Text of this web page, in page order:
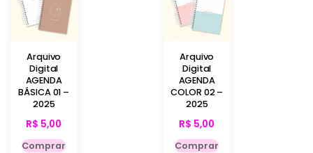
Arquivo
Digital
AGENDA
BÁSICA 01 –
2025
R$ 5,00
Comprar
Arquivo
Digital
AGENDA
COLOR 02 –
2025
R$ 5,00
Comprar